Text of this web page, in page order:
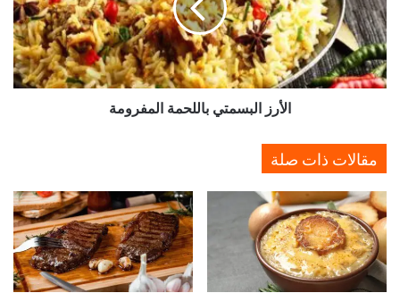
الأرز البسمتي باللحمة المفرومة
مقالات ذات صلة